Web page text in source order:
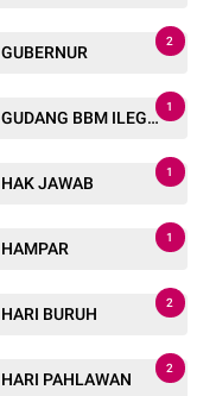
GUBERNUR
2
GUDANG BBM ILEGAL
1
HAK JAWAB
1
HAMPAR
1
HARI BURUH
2
HARI PAHLAWAN
2